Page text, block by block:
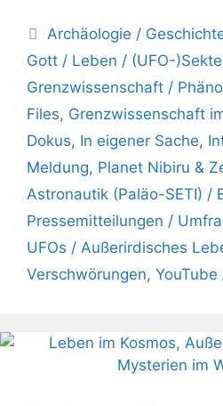
Kategorien
Archäologie /
Gott / Leben / (UFO-
Grenzwissenschaft /
Files, Grenzwissenschaft
Dokus, In eigener Sache,
Meldung, Planet Nibiru &
Astronautik (Paläo-SETI) /
Pressemitteilungen /
UFOs / Außerirdisches
Verschwörungen,